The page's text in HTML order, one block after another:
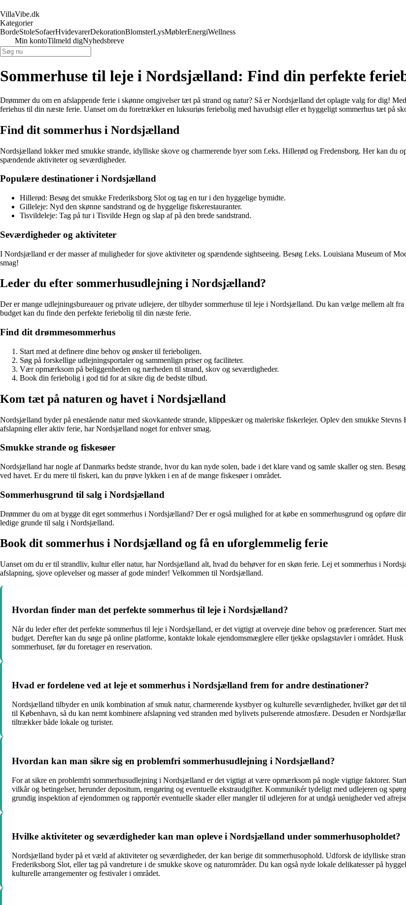
VillaVibe.dk
Kategorier
BordeStoleSofaerHvidevarerDekorationBlomsterLysMøblerEnergiWellness
Min kontoTilmeld digNyhedsbreve
Sommerhuse til leje i Nordsjælland: Find din perfekte
Drømmer du om en afslappende ferie i skønne omgivelser tæt på strand og natur? Så er Nordsjælland det oplagte valg for dig!
feriehus til din næste ferie. Uanset om du foretrækker en luksuriøs feriebolig med havudsigt eller et hyggeligt sommerhus tæt på
Find dit sommerhus i Nordsjælland
Nordsjælland lokker med smukke strande, idylliske skove og charmerende byer som f.eks. Hillerød og Fredensborg. Her kan du
spændende aktiviteter og seværdigheder.
Populære destinationer i Nordsjælland
Hillerød: Besøg det smukke Frederiksborg Slot og tag en tur i den hyggelige bymidte.
Gilleleje: Nyd den skønne sandstrand og de hyggelige fiskerestauranter.
Tisvildeleje: Tag på tur i Tisvilde Hegn og slap af på den brede sandstrand.
Seværdigheder og aktiviteter
I Nordsjælland er der masser af muligheder for sjove aktiviteter og spændende sightseeing. Besøg f.eks. Louisiana Museum of
smag!
Leder du efter sommerhusudlejning i Nordsjælland?
Der er mange udlejningsbureauer og private udlejere, der tilbyder sommerhuse til leje i Nordsjælland. Du kan vælge mellem alt
budget kan du finde den perfekte feriebolig til din næste ferie.
Find dit drømmesommerhus
Start med at definere dine behov og ønsker til ferieboligen.
Søg på forskellige udlejningsportaler og sammenlign priser og faciliteter.
Vær opmærksom på beliggenheden og nærheden til strand, skov og seværdigheder.
Book din feriebolig i god tid for at sikre dig de bedste tilbud.
Kom tæt på naturen og havet i Nordsjælland
Nordsjælland byder på enestående natur med skovkantede strande, klippeskær og maleriske fiskerlejer. Oplev den smukke
afslapning eller aktiv ferie, har Nordsjælland noget for enhver smag.
Smukke strande og fiskesøer
Nordsjælland har nogle af Danmarks bedste strande, hvor du kan nyde solen, bade i det klare vand og samle skaller og sten.
ved havet. Er du mere til fiskeri, kan du prøve lykken i en af de mange fiskesøer i området.
Sommerhusgrund til salg i Nordsjælland
Drømmer du om at bygge dit eget sommerhus i Nordsjælland? Der er også mulighed for at købe en sommerhusgrund og opføre
ledige grunde til salg i Nordsjælland.
Book dit sommerhus i Nordsjælland og få en uforglemmelig ferie
Uanset om du er til strandliv, kultur eller natur, har Nordsjælland alt, hvad du behøver for en skøn ferie. Lej et sommerhus i
afslapning, sjove oplevelser og masser af gode minder! Velkommen til Nordsjælland.
Hvordan finder man det perfekte sommerhus til leje i Nordsjælland?
Når du leder efter det perfekte sommerhus til leje i Nordsjælland, er det vigtigt at overveje dine behov og præferencer. Start
budget. Derefter kan du søge på online platforme, kontakte lokale ejendomsmæglere eller tjekke opslagstavler i området.
sommerhuset, før du foretager en reservation.
Hvad er fordelene ved at leje et sommerhus i Nordsjælland frem for andre destinationer?
Nordsjælland tilbyder en unik kombination af smuk natur, charmerende kystbyer og kulturelle seværdigheder, hvilket gør det
til København, så du kan nemt kombinere afslapning ved stranden med bylivets pulserende atmosfære. Desuden er
tiltrækker både lokale og turister.
Hvordan kan man sikre sig en problemfri sommerhusudlejning i Nordsjælland?
For at sikre en problemfri sommerhusudlejning i Nordsjælland er det vigtigt at være opmærksom på nogle vigtige faktorer.
vilkår og betingelser, herunder depositum, rengøring og eventuelle ekstraudgifter. Kommunikér tydeligt med udlejeren og
grundig inspektion af ejendommen og rapportér eventuelle skader eller mangler til udlejeren for at undgå uenigheder ved
Hvilke aktiviteter og seværdigheder kan man opleve i Nordsjælland under sommerhusopholdet?
Nordsjælland byder på et væld af aktiviteter og seværdigheder, der kan berige dit sommerhusophold. Udforsk de idylliske
Frederiksborg Slot, eller tag på vandreture i de smukke skove og naturområder. Du kan også nyde lokale delikatesser på
kulturelle arrangementer og festivaler i området.